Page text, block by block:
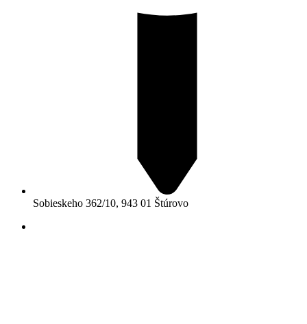
Sobieskeho 362/10, 943 01 Štúrovo